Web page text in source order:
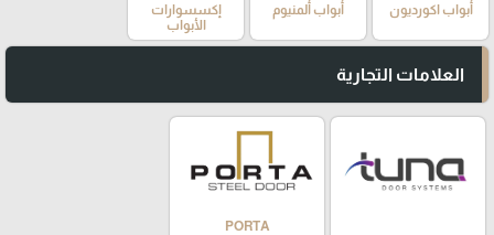
أبواب اكورديون أبواب ألمنيوم
إكسسوارات
الأبواب
العلامات التجارية
PORTA